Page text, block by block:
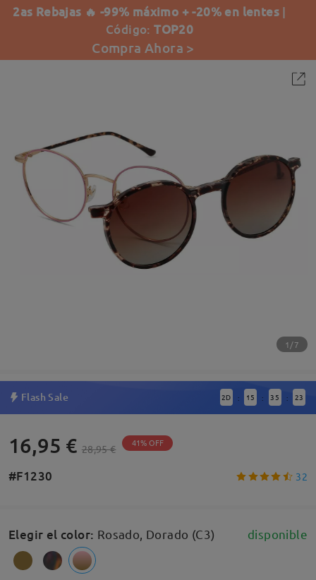
2as Rebajas 🔥 -99% máximo + -20% en lentes |
Código:TOP20
Compra Ahora >
1/7
Flash Sale 2D : 15 : 35 : 22
16,95 € 28,95 € 41% OFF
#F1230 32
Elegir el color: Rosado, Dorado (C3) disponible